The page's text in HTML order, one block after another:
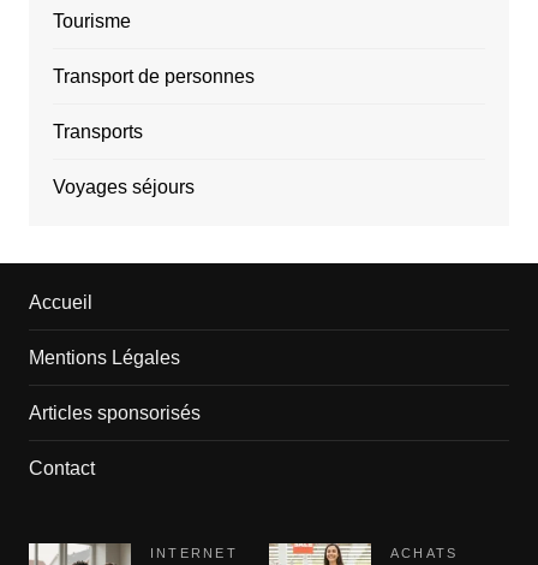
Tourisme
Transport de personnes
Transports
Voyages séjours
Accueil
Mentions Légales
Articles sponsorisés
Contact
INTERNET ACHATS